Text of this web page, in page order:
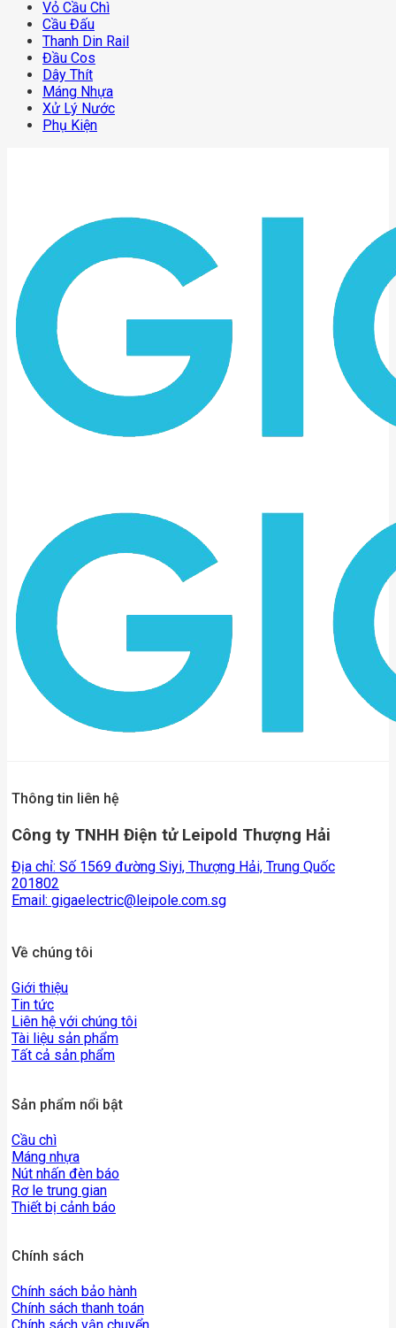
Vỏ Cầu Chì
Cầu Đấu
Thanh Din Rail
Đầu Cos
Dây Thít
Máng Nhựa
Xử Lý Nước
Phụ Kiện
Thông tin liên hệ
Công ty TNHH Điện tử Leipold Thượng Hải
Địa chỉ: Số 1569 đường Siyi, Thượng Hải, Trung Quốc
201802
Email: gigaelectric@leipole.com.sg
Về chúng tôi
Giới thiệu
Tin tức
Liên hệ với chúng tôi
Tài liệu sản phẩm
Tất cả sản phẩm
Sản phẩm nổi bật
Cầu chì
Máng nhựa
Nút nhấn đèn báo
Rơ le trung gian
Thiết bị cảnh báo
Chính sách
Chính sách bảo hành
Chính sách thanh toán